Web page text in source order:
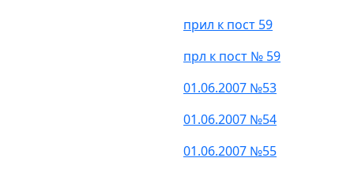
прил к пост 59
прл к пост № 59
01.06.2007 №53
01.06.2007 №54
01.06.2007 №55